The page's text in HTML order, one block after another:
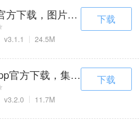
方下载，图片处理效率提升
v3.1.1 24.5M
下载
官方下载，集成海量素材与
v3.2.0 11.7M
下载